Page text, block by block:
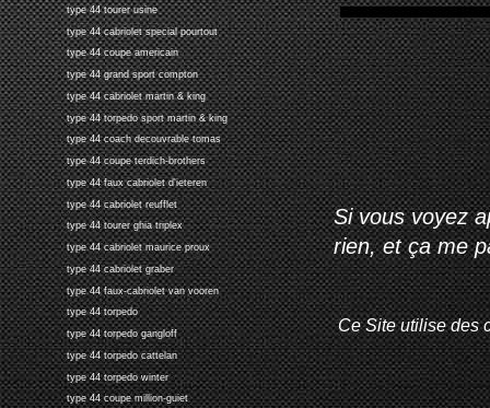
type 44 tourer usine
type 44 cabriolet special pourtout
type 44 coupe americain
type 44 grand sport compton
type 44 cabriolet martin & king
type 44 torpedo sport martin & king
type 44 coach decouvrable tomas
type 44 coupe terdich-brothers
type 44 faux cabriolet d'ieteren
type 44 cabriolet reufflet
type 44 tourer ghia triplex
type 44 cabriolet maurice proux
type 44 cabriolet graber
type 44 faux-cabriolet van vooren
type 44 torpedo
type 44 torpedo gangloff
type 44 torpedo cattelan
type 44 torpedo winter
type 44 coupe million-guiet
Si vous voyez
rien, et ça me
Ce Site utilise des